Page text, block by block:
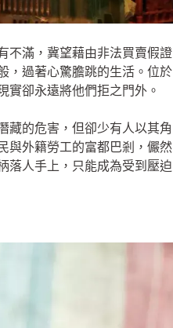
不滿，冀望藉由非法買賣假證
，過著心驚膽跳的生活。位於
實卻永遠將他們拒之門外。
藏的危害，但卻少有人以其角
與外籍勞工的富都巴剎，儼然
落人手上，只能成為受到壓迫